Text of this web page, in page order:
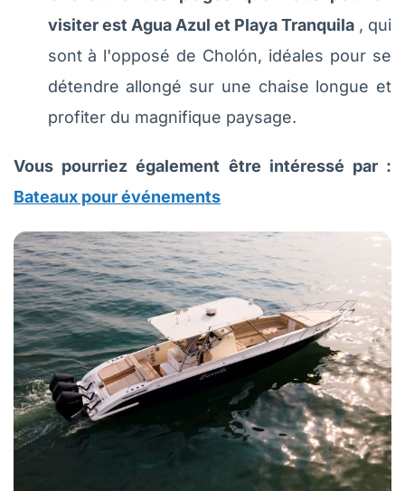
visiter est Agua Azul et Playa Tranquila, qui
sont à l'opposé de Cholón, idéales pour se
détendre allongé sur une chaise longue et
profiter du magnifique paysage.
Vous pourriez également être intéressé par :
Bateaux pour événements